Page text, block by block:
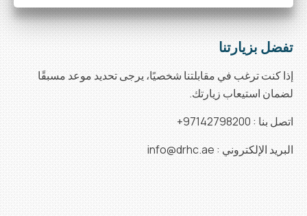
تفضل بزيارتنا
إذا كنت ترغب في مقابلتنا شخصيًا، يرجى تحديد موعد مسبقًا
لضمان استيعاب زيارتك.
اتصل بنا : 97142798200+
البريد الإلكتروني : info@drhc.ae